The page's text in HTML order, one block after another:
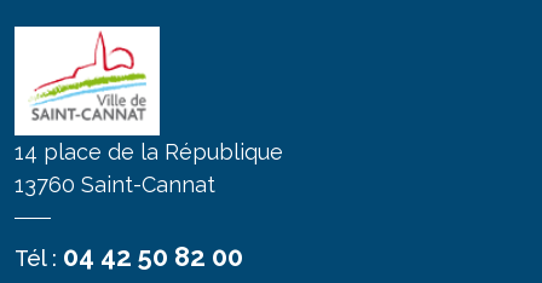
14 place de la République
13760 Saint-Cannat
Tél : 04 42 50 82 00